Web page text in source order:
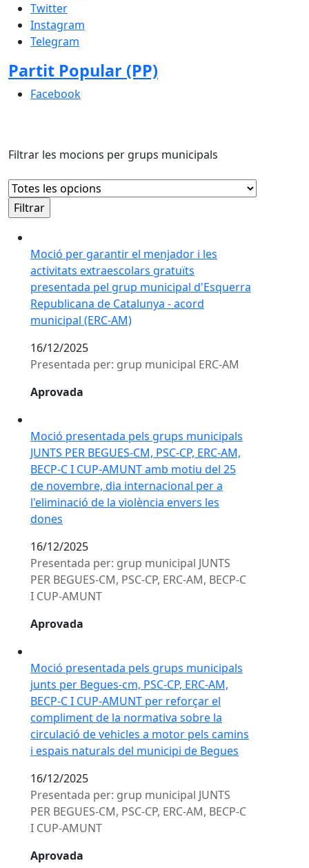
Twitter
Instagram
Telegram
Partit Popular (PP)
Facebook
Filtrar les mocions per grups municipals
Moció per garantir el menjador i les
activitats extraescolars gratuïts
presentada pel grup municipal d'Esquerra
Republicana de Catalunya - acord
municipal (ERC-AM)
16/12/2025
Presentada per: grup municipal ERC-AM
Aprovada
Moció presentada pels grups municipals
JUNTS PER BEGUES-CM, PSC-CP, ERC-AM,
BECP-C I CUP-AMUNT amb motiu del 25
de novembre, dia internacional per a
l'eliminació de la violència envers les
dones
16/12/2025
Presentada per: grup municipal JUNTS
PER BEGUES-CM, PSC-CP, ERC-AM, BECP-C
I CUP-AMUNT
Aprovada
Moció presentada pels grups municipals
junts per Begues-cm, PSC-CP, ERC-AM,
BECP-C I CUP-AMUNT per reforçar el
compliment de la normativa sobre la
circulació de vehicles a motor pels camins
i espais naturals del municipi de Begues
16/12/2025
Presentada per: grup municipal JUNTS
PER BEGUES-CM, PSC-CP, ERC-AM, BECP-C
I CUP-AMUNT
Aprovada